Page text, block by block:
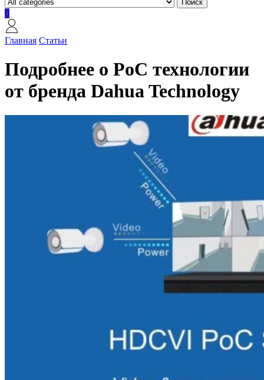
Поиск
0
Главная Статьи
Подробнее о PoC технологии
от бренда Dahua Technology